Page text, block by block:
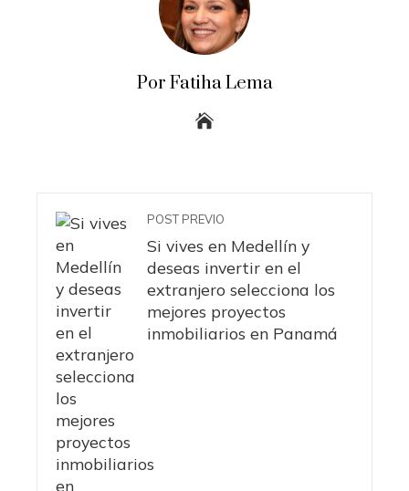
Por Fatiha Lema
POST PREVIO
Si vives en Medellín y
deseas invertir en el
extranjero selecciona los
mejores proyectos
inmobiliarios en Panamá